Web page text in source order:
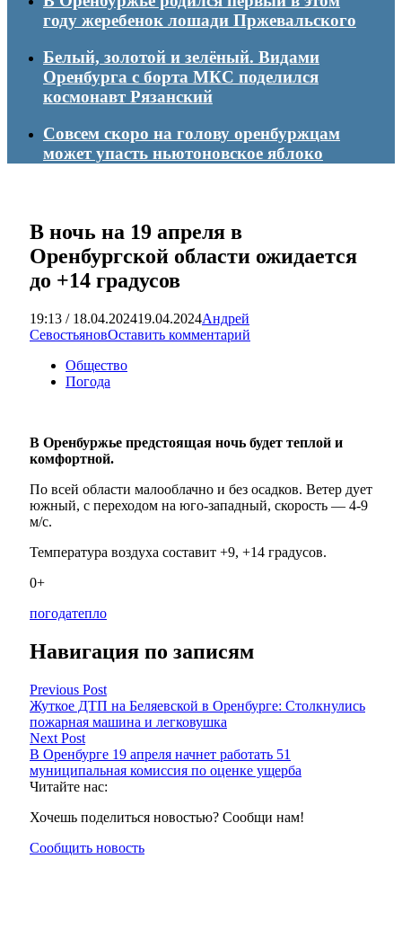
году жеребенок лошади Пржевальского
Белый, золотой и зелёный. Видами
Оренбурга с борта МКС поделился
космонавт Рязанский
Совсем скоро на голову оренбуржцам
может упасть ньютоновское яблоко
В ночь на 19 апреля в
Оренбургской области ожидается
до +14 градусов
19:13 / 18.04.202419.04.2024Андрей
СевостьяновОставить комментарий
Общество
Погода
В Оренбуржье предстоящая ночь будет теплой и
комфортной.
По всей области малооблачно и без осадков. Ветер дует
южный, с переходом на юго-западный, скорость — 4-9
м/с.
Температура воздуха составит +9, +14 градусов.
0+
погодатепло
Навигация по записям
Previous Post
Жуткое ДТП на Беляевской в Оренбурге: Столкнулись
пожарная машина и легковушка
Next Post
В Оренбурге 19 апреля начнет работать 51
муниципальная комиссия по оценке ущерба
Читайте нас:
Хочешь поделиться новостью? Сообщи нам!
Сообщить новость